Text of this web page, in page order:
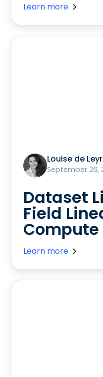
Learn more
Louise de
September 26,
Dataset
Field
Compute
Learn more